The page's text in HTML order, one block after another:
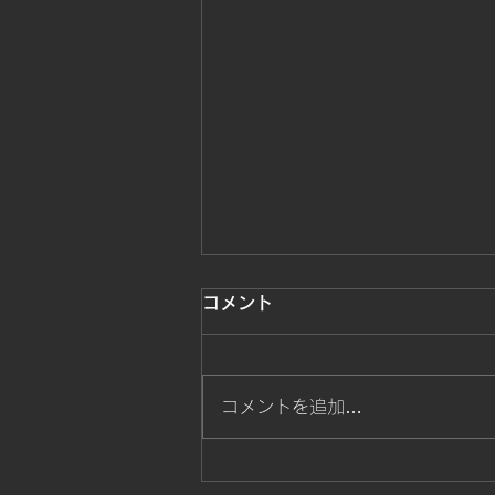
勝ち戦士達が躍動
コメント
コメントを追加…